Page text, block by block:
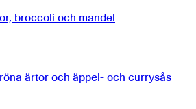
broccoli och mandel
ärtor och äppel- och currysås